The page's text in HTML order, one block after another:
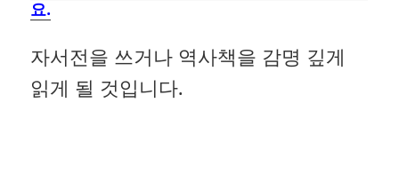
요.
자서전을 쓰거나 역사책을 감명 깊게
읽게 될 것입니다.